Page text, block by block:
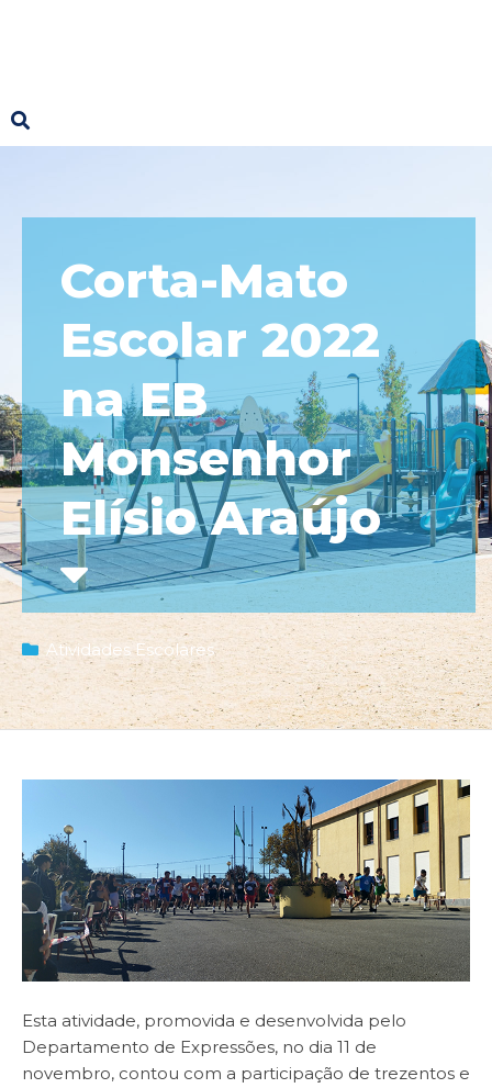
Corta-Mato
Escolar 2022
na EB
Monsenhor
Elísio Araújo
Atividades Escolares
Esta atividade, promovida e desenvolvida pelo
Departamento de Expressões, no dia 11 de
novembro, contou com a participação de trezentos e